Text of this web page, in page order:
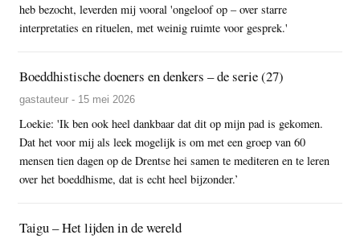
heb bezocht, leverden mij vooral 'ongeloof op – over starre
interpretaties en rituelen, met weinig ruimte voor gesprek.'
Boeddhistische doeners en denkers – de serie (27)
gastauteur - 15 mei 2026
Loekie: 'Ik ben ook heel dankbaar dat dit op mijn pad is gekomen.
Dat het voor mij als leek mogelijk is om met een groep van 60
mensen tien dagen op de Drentse hei samen te mediteren en te leren
over het boeddhisme, dat is echt heel bijzonder.’
Taigu – Het lijden in de wereld